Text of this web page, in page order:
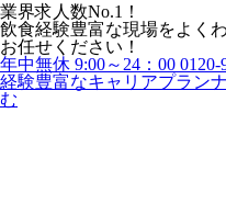
業界求人数No.1！
飲食経験豊富な現場をよく
お任せください！
年中無休 9:00～24：00 0120-
経験豊富なキャリアプラン
む